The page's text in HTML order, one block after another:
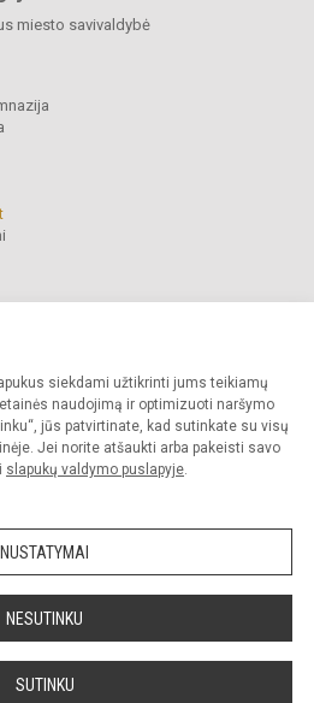
siekdami užtikrinti jums teikiamų
naudojimą ir optimizuoti naršymo
jūs patvirtinate, kad sutinkate su visų
Jei norite atšaukti arba pakeisti savo
slapukų valdymo puslapyje.
NUSTATYMAI
NESUTINKU
SUTINKU
miesto savivaldybė
administracijos sutikimo griežtai
draudžiama.
Slapukų valdymas